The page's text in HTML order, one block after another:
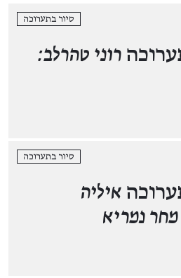
סיור בתערוכה
רוני טהרלב:
סיור בתערוכה
איליה
נמריא